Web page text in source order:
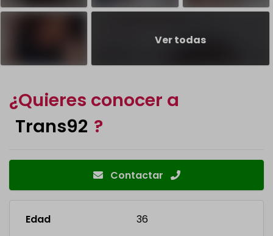
Ver todas
¿Quieres conocer a
Trans92 ?
Contactar
Edad
36